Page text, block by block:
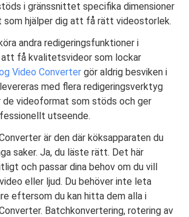
i gränssnittet specifika dimensioner
som hjälper dig att få rätt videostorlek.
andra redigeringsfunktioner i
få kvalitetsvideor som lockar
Video Converter gör aldrig besviken i
med flera redigeringsverktyg
de videoformat som stöds och ger
utseende.
är den där köksapparaten du
saker. Ja, du läste rätt. Det här
och passar dina behov om du vill
eller ljud. Du behöver inte leta
eftersom du kan hitta dem alla i
Batchkonvertering, rotering av